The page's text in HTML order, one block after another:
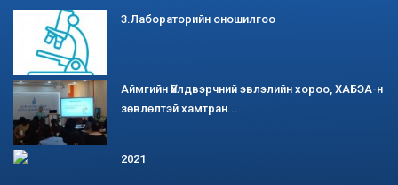
3.Лабораторийн оношилгоо
Аймгийн Үйлдвэрчний эвлэлийн хороо, ХАБЭА-н
зөвлөлтэй хамтран...
2021